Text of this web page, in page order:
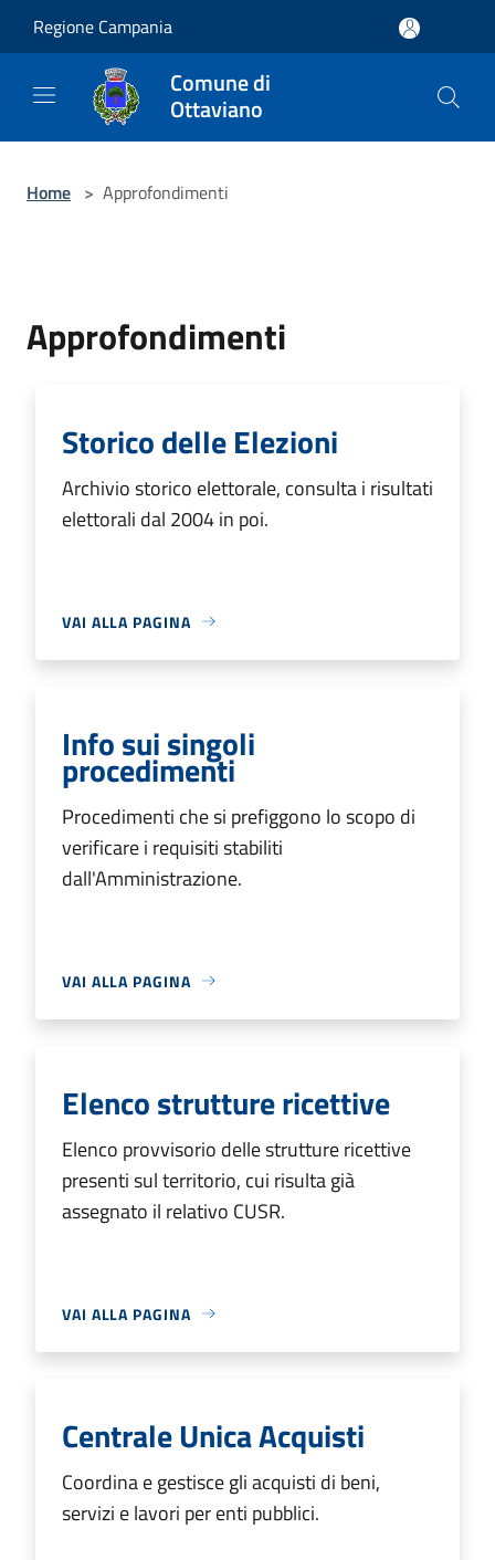
Regione Campania
Comune di
Ottaviano
Home > Approfondimenti
Approfondimenti
Storico delle Elezioni
Archivio storico elettorale, consulta i risultati
elettorali dal 2004 in poi.
VAI ALLA PAGINA
Info sui singoli
procedimenti
Procedimenti che si prefiggono lo scopo di
verificare i requisiti stabiliti
dall'Amministrazione.
VAI ALLA PAGINA
Elenco strutture ricettive
Elenco provvisorio delle strutture ricettive
presenti sul territorio, cui risulta già
assegnato il relativo CUSR.
VAI ALLA PAGINA
Centrale Unica Acquisti
Coordina e gestisce gli acquisti di beni,
servizi e lavori per enti pubblici.